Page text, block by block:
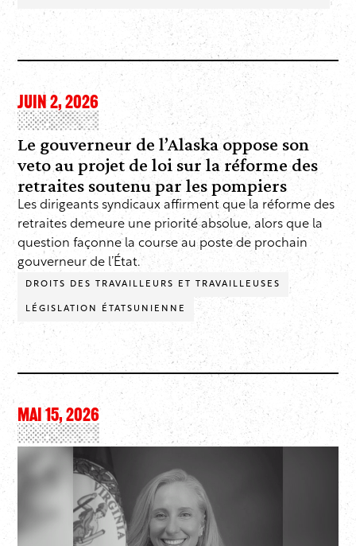
JUIN 2, 2026
Le gouverneur de l’Alaska oppose son
veto au projet de loi sur la réforme des
retraites soutenu par les pompiers
Les dirigeants syndicaux affirment que la réforme des
retraites demeure une priorité absolue, alors que la
question façonne la course au poste de prochain
gouverneur de l’État.
DROITS DES TRAVAILLEURS ET TRAVAILLEUSES
LÉGISLATION ÉTATSUNIENNE
MAI 15, 2026